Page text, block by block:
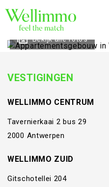
Bekijk alle foto's
VESTIGINGEN
WELLIMMO CENTRUM
Tavernierkaai 2 bus 29
2000 Antwerpen
WELLIMMO ZUID
Gitschotellei 204